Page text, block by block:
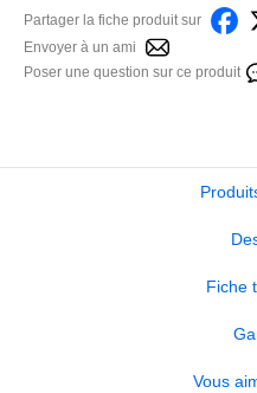
Partager la fiche produit sur
Envoyer à un ami
Poser une question sur ce produit
Fiche
Vous